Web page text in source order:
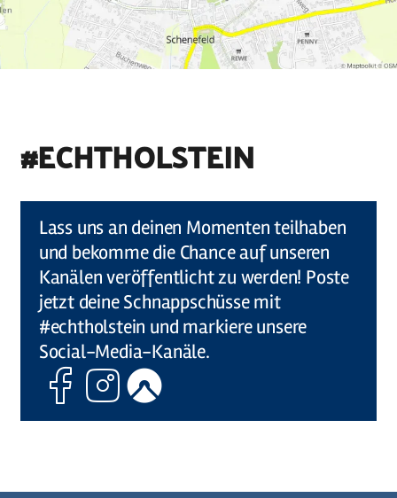
#ECHTHOLSTEIN
Lass uns an deinen Momenten teilhaben
und bekomme die Chance auf unseren
Kanälen veröffentlicht zu werden! Poste
jetzt deine Schnappschüsse mit
#echtholstein und markiere unsere
Social-Media-Kanäle.
FacebookInstagram
Komoot